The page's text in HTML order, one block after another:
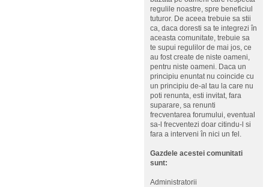
regulile noastre, spre beneficiul
tuturor. De aceea trebuie sa stii
ca, daca doresti sa te integrezi în
aceasta comunitate, trebuie sa
te supui regulilor de mai jos, ce
au fost create de niste oameni,
pentru niste oameni. Daca un
principiu enuntat nu coincide cu
un principiu de-al tau la care nu
poti renunta, esti invitat, fara
suparare, sa renunti
frecventarea forumului, eventual
sa-l frecventezi doar citindu-l si
fara a interveni în nici un fel.
Gazdele acestei comunitati
sunt:
Administratorii